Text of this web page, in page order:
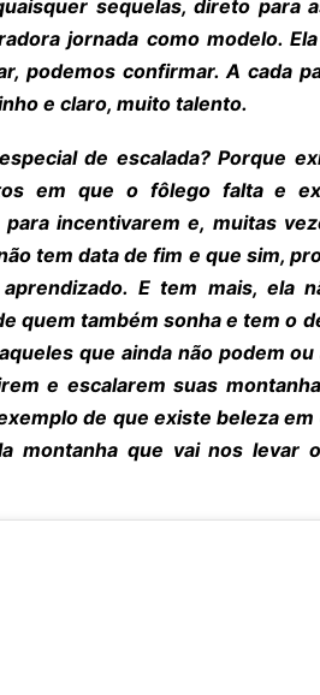
sequelas, direto para
jornada como modelo.
podemos confirmar. A cada
e claro, muito talento.
de escalada? Porque
em que o fôlego falta e
incentivarem e, muitas
tem data de fim e que sim,
E tem mais, ela
quem também sonha e tem o
que ainda não podem
e escalarem suas
de que existe beleza
montanha que vai nos levar